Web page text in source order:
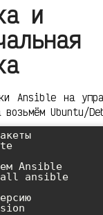
и
Ansible на
возьмём Ubuntu/
Ansible
ansible